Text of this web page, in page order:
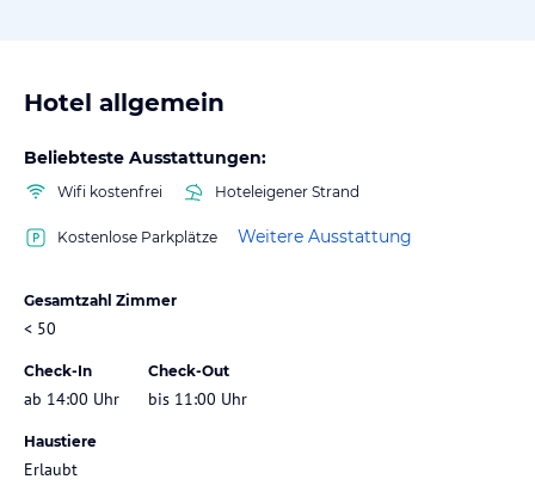
Hotel allgemein
Beliebteste Ausstattungen:
Wifi kostenfrei Hoteleigener Strand
Kostenlose Parkplätze Weitere Ausstattung
Gesamtzahl Zimmer
< 50
Check-In
ab 14:00 Uhr
Check-Out
bis 11:00 Uhr
Haustiere
Erlaubt